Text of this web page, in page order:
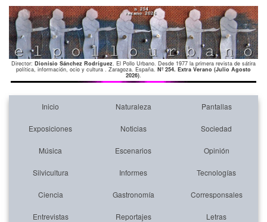
Director: Dionisio Sánchez Rodríguez. El Pollo Urbano. Desde 1977 la primera revista de sátira
política, información, ocio y cultura . Zaragoza. España. Nº 254. Extra Verano (Julio Agosto
2026).
Inicio Naturaleza Pantallas
Exposiciones Noticias Sociedad
Música Escenarios Opinión
Silvicultura Informes Tecnologías
Ciencia Gastronomía Corresponsales
Entrevistas Reportajes Letras